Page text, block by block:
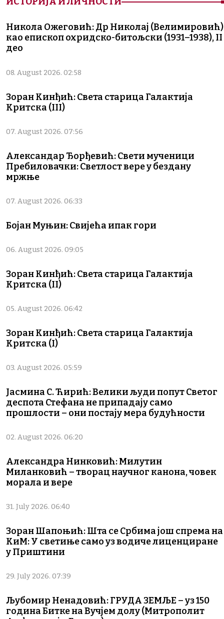
Никола Ожеговић: Др Николај (Велимировић)
као епископ охридско-битољски (1931–1938), II
део
08. August 2026. 02:58
Зоран Кинђић: Света старица Галактија
Критска (III)
07. August 2026. 07:56
Александар Ђорђевић: Свети мученици
Пребиловачки: Светлост вере у бездану
мржње
07. August 2026. 06:33
Бојан Муњин: Свијећа ипак гори
06. August 2026. 09:05
Зоран Кинђић: Света старица Галактија
Критска (II)
05. August 2026. 06:42
Зоран Кинђић: Света старица Галактија
Критска (I)
03. August 2026. 05:59
Јасмина С. Ћирић: Велики људи попут Светог
деспота Стефана не припадају само
прошлости – они постају мера будућности
02. August 2026. 06:20
Александра Нинковић: Милутин
Миланковић – творац научног канона, човек
морала и вере
31. July 2026. 06:40
Зоран Шапоњић: Шта се Србима још спрема на
КиМ: У светиње само уз водиче лиценциране
у Приштини
29. July 2026. 07:39
Љубомир Ненадовић: ГРУДА ЗЕМЉЕ – уз 150
година Битке на Вучјем долу (Митрополит